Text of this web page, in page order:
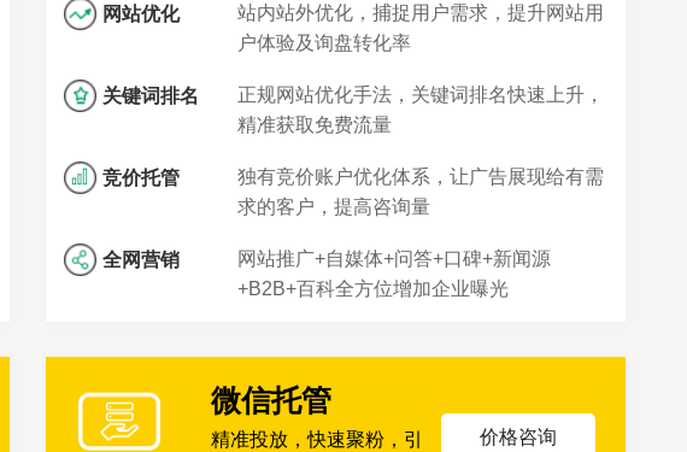
网站优化
站内站外优化，捕捉用户需求，提升网站用
户体验及询盘转化率
关键词排名
正规网站优化手法，关键词排名快速上升，
精准获取免费流量
竞价托管
独有竞价账户优化体系，让广告展现给有需
求的客户，提高咨询量
全网营销
网站推广+自媒体+问答+口碑+新闻源
+B2B+百科全方位增加企业曝光
微信托管
精准投放，快速聚粉，引
价格咨询